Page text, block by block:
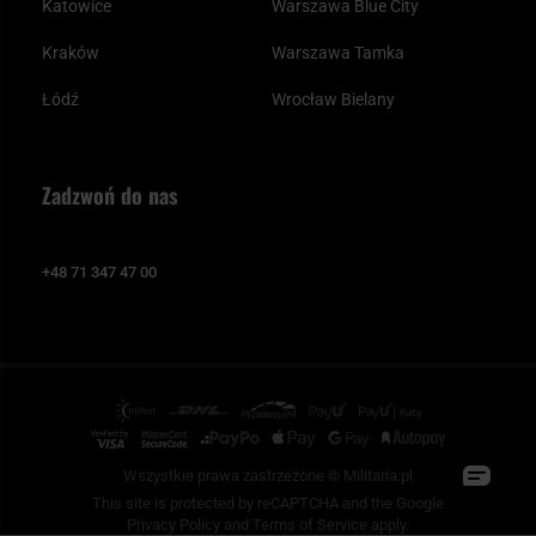
Katowice
Kraków
Łódź
Warszawa Blue City
Warszawa Tamka
Wrocław Bielany
Zadzwoń do nas
+48 71 347 47 00
Wszystkie prawa zastrzeżone © Militaria.pl
This site is protected by reCAPTCHA and the Google
Privacy Policy and Terms of Service apply.